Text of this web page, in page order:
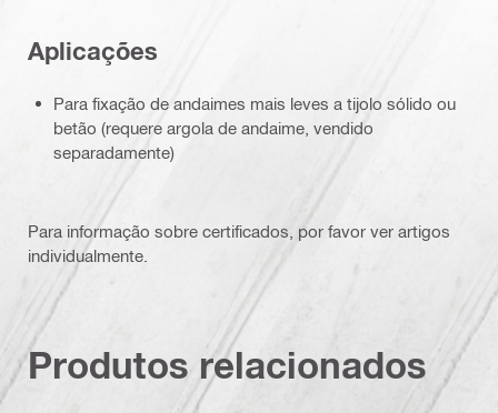
Aplicações
Para fixação de andaimes mais leves a tijolo sólido ou
betão (requere argola de andaime, vendido
separadamente)
Para informação sobre certificados, por favor ver artigos
individualmente.
Produtos relacionados